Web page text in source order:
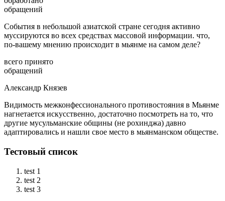
обращений
События в небольшой азиатской стране сегодня активно
муссируются во всех средствах массовой информации. что,
по-вашему мнению происходит в мьянме на самом деле?
всего принято
обращений
Александр Князев
Видимость межконфессионального противостояния в Мьянме
нагнетается искусственно, достаточно посмотреть на то, что
другие мусульманские общины (не рохинджа) давно
адаптировались и нашли свое место в мьянманском обществе.
Тестовый список
test 1
test 2
test 3